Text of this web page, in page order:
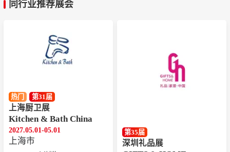
同行业推荐展会
热门 第31届
上海厨卫展
Kitchen & Bath China
2027.05.01-05.01
上海市
第35届
深圳礼品展